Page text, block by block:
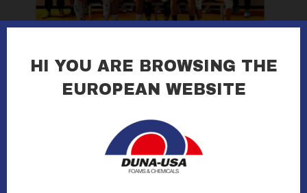
HI YOU ARE BROWSING THE
EUROPEAN WEBSITE